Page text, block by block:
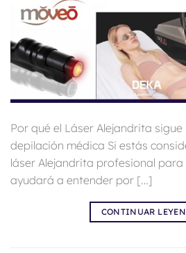
Por qué el Láser Alejandrita sigue
depilación médica Si estás
láser Alejandrita profesional
ayudará a entender por […]
CONTINUAR